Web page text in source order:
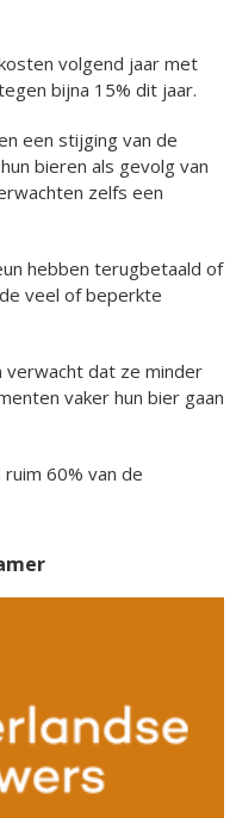
volgend jaar met
bijna 15% dit jaar.
een stijging van de
bieren als gevolg van
zelfs een
hebben terugbetaald of
veel of beperkte
dat ze minder
vaker hun bier gaan
60% van de